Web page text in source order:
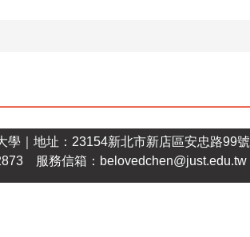
學 ｜地址：23154新北市新店區安忠路99號
服務信箱： belovedchen@just.edu.tw